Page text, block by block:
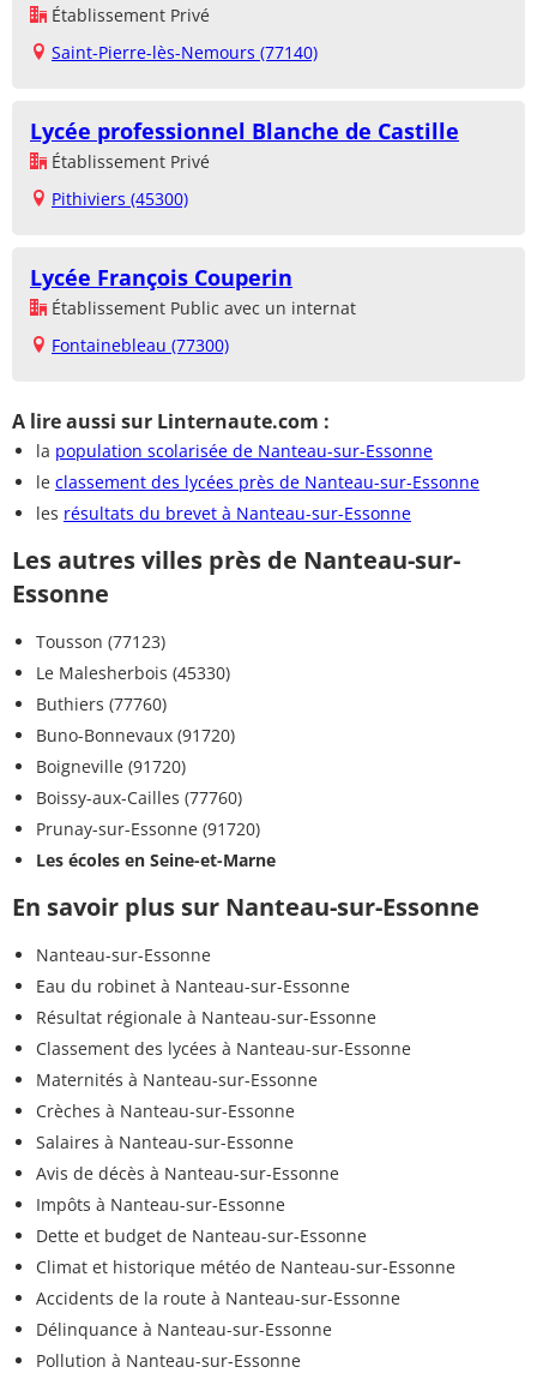
Établissement Privé
Saint-Pierre-lès-Nemours (77140)
Lycée professionnel Blanche de Castille
Établissement Privé
Pithiviers (45300)
Lycée François Couperin
Établissement Public avec un internat
Fontainebleau (77300)
A lire aussi sur Linternaute.com :
la population scolarisée de Nanteau-sur-Essonne
le classement des lycées près de Nanteau-sur-Essonne
les résultats du brevet à Nanteau-sur-Essonne
Les autres villes près de Nanteau-sur-
Essonne
Tousson (77123)
Le Malesherbois (45330)
Buthiers (77760)
Buno-Bonnevaux (91720)
Boigneville (91720)
Boissy-aux-Cailles (77760)
Prunay-sur-Essonne (91720)
Les écoles en Seine-et-Marne
En savoir plus sur Nanteau-sur-Essonne
Nanteau-sur-Essonne
Eau du robinet à Nanteau-sur-Essonne
Résultat régionale à Nanteau-sur-Essonne
Classement des lycées à Nanteau-sur-Essonne
Maternités à Nanteau-sur-Essonne
Crèches à Nanteau-sur-Essonne
Salaires à Nanteau-sur-Essonne
Avis de décès à Nanteau-sur-Essonne
Impôts à Nanteau-sur-Essonne
Dette et budget de Nanteau-sur-Essonne
Climat et historique météo de Nanteau-sur-Essonne
Accidents de la route à Nanteau-sur-Essonne
Délinquance à Nanteau-sur-Essonne
Pollution à Nanteau-sur-Essonne